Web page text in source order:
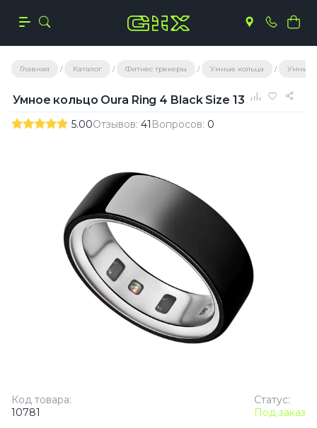
Главная Каталог Фитнес трекеры Умные кольца Умные
Умное кольцо Oura Ring 4 Black Size 13
5.00Отзывов: 41 Вопросов: 0
Статус:
Под заказ
Код товара:
10781